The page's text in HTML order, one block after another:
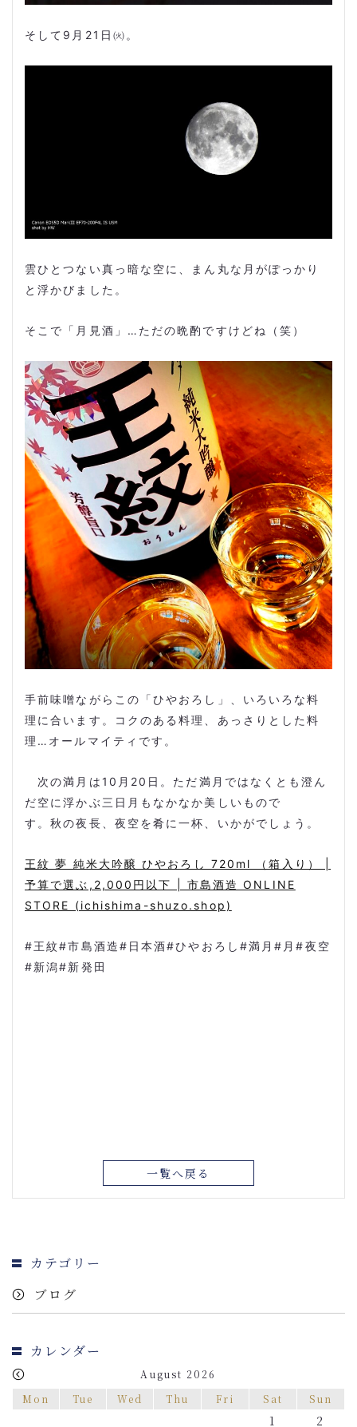
そして 9 月 21 日㈫。
雲ひとつない真っ暗な空に、まん丸な月がぽっかり
と浮かびました。
そこで「月見酒」…ただの晩酌ですけどね（笑）
手前味噌ながらこの「ひやおろし」、いろいろな料
理に合います。コクのある料理、あっさりとした料
理…オールマイティです。
次の満月は 10 月 20 日。ただ満月ではなくとも澄ん
だ空に浮かぶ三日月もなかなか美しいもので
す。秋の夜長、夜空を肴に一杯、いかがでしょう。
王紋 夢 純米大吟醸 ひやおろし 720ml （箱入り） |
予算で選ぶ,2,000円以下 | 市島酒造 ONLINE
STORE (ichishima-shuzo.shop)
#王紋#市島酒造# 日本酒#ひやおろし #満月# 月#夜空
#新潟#新発田
一覧へ戻る
カテゴリー
ブログ
カレンダー
August 2026
Mon
Tue Wed Thu Fri Sat Sun
1 2